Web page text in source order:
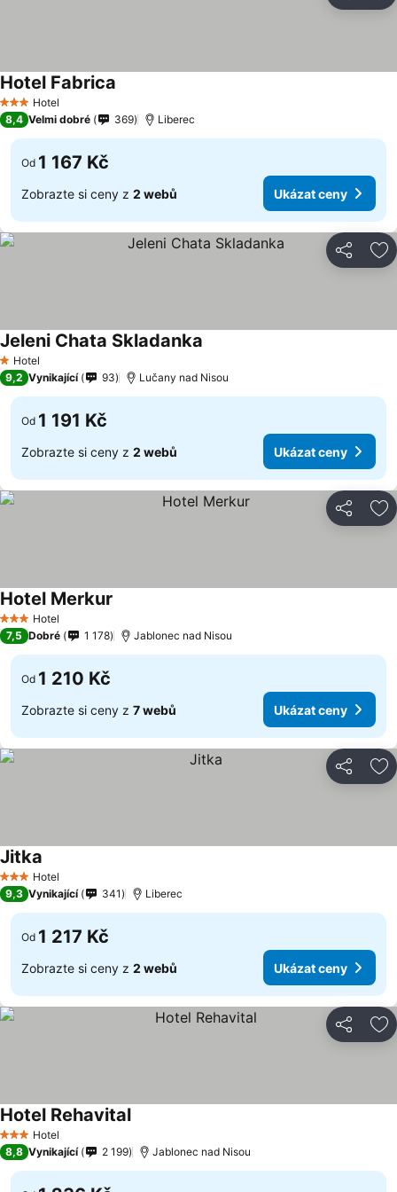
3 Počet hvězdiček
Hotel
Hotel Fabrica
8,4 Velmi dobré 369 Liberec
Od 1 167 Kč
Zobrazte si ceny z 2 webů Ukázat ceny
Sdílet
1 Počet hvězdiček
Hotel
Jeleni Chata Skladanka
9,2 Vynikající 93 Lučany nad Nisou
Od 1 191 Kč
Zobrazte si ceny z 2 webů Ukázat ceny
Sdílet
3 Počet hvězdiček
Hotel
Hotel Merkur
7,5 Dobré 1 178 Jablonec nad Nisou
Od 1 210 Kč
Zobrazte si ceny z 7 webů Ukázat ceny
Sdílet
3 Počet hvězdiček
Hotel
Jitka
9,3 Vynikající 341 Liberec
Od 1 217 Kč
Zobrazte si ceny z 2 webů Ukázat ceny
Sdílet
3 Počet hvězdiček
Hotel
Hotel RehavitalUkázat ceny
8,8 Vynikající 2 199 Jablonec nad Nisou